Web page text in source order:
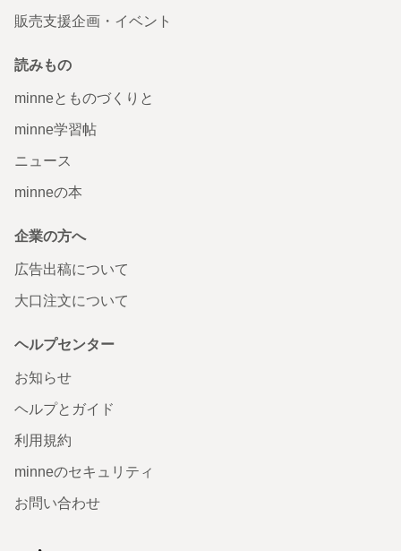
販売支援企画・イベント
読みもの
minneとものづくりと
minne学習帖
ニュース
minneの本
企業の方へ
広告出稿について
大口注文について
ヘルプセンター
お知らせ
ヘルプとガイド
利用規約
minneのセキュリティ
お問い合わせ